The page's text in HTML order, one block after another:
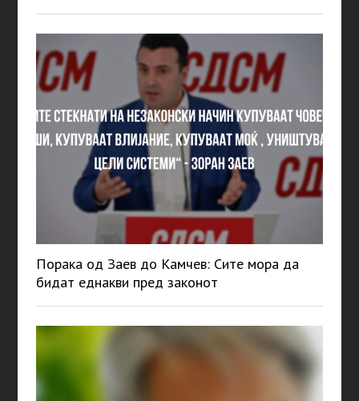
Порака од Заев до Камчев: Сите мора да
бидат еднакви пред законот